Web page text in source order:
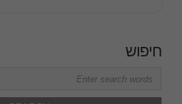
חיפוש
Search